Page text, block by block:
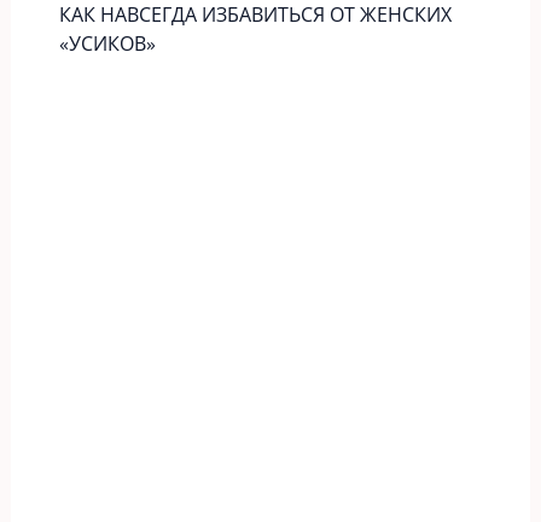
КАК НАВСЕГДА ИЗБАВИТЬСЯ ОТ ЖЕНСКИХ
«УСИКОВ»